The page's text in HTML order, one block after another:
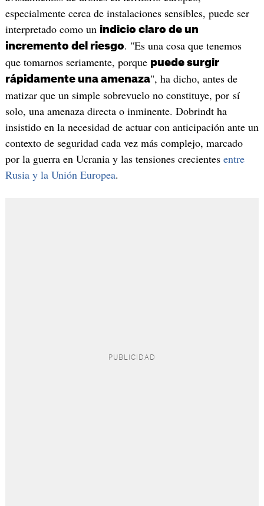
especialmente cerca de instalaciones sensibles, puede ser
interpretado como un indicio claro de un
incremento del riesgo. "Es una cosa que tenemos
que tomarnos seriamente, porque puede surgir
rápidamente una amenaza", ha dicho, antes de
matizar que un simple sobrevuelo no constituye, por sí
solo, una amenaza directa o inminente. Dobrindt ha
insistido en la necesidad de actuar con anticipación ante un
contexto de seguridad cada vez más complejo, marcado
por la guerra en Ucrania y las tensiones crecientes entre
Rusia y la Unión Europea.